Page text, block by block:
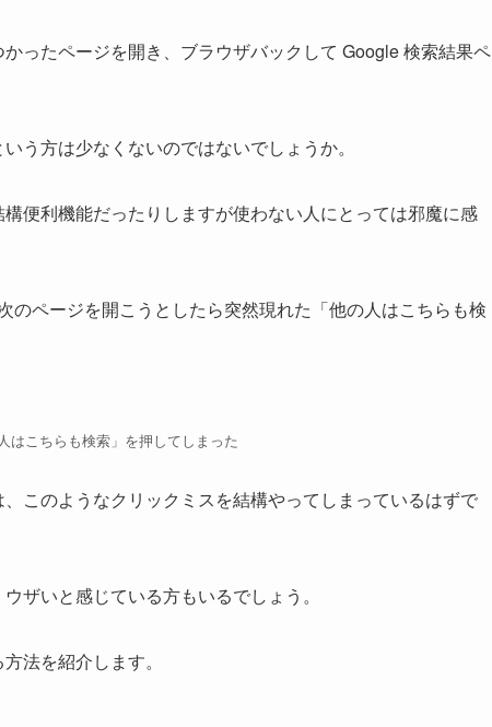
ったページを開き、ブラウザバックして Google 検索結果ペ
う方は少なくないのではないでしょうか。
便利機能だったりしますが使わない人にとっては邪魔に感
ページを開こうとしたら突然現れた「他の人はこちらも検
はこちらも検索」を押してしまった
このようなクリックミスを結構やってしまっているはずで
ザいと感じている方もいるでしょう。
法を紹介します。